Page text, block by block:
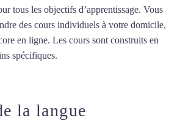
tous les objectifs d’apprentissage. Vous
des cours individuels à votre domicile,
en ligne. Les cours sont construits en
spécifiques.
la langue